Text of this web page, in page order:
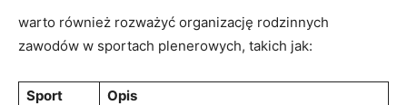
warto również rozważyć organizację‍ rodzinnych
zawodów w sportach plenerowych,​ takich jak:
Sport
Opis